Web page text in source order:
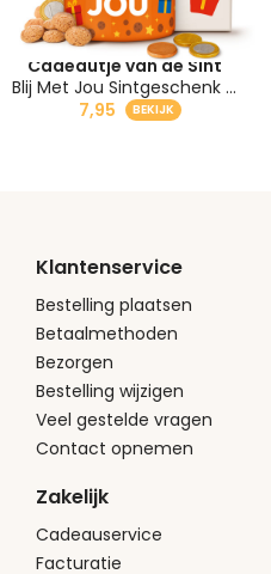
Cadeautje van de Sint
Blij Met Jou Sintgeschenk Collega's
7,95
Klantenservice
Bestelling plaatsen
Betaalmethoden
Bezorgen
Bestelling wijzigen
Veel gestelde vragen
Contact opnemen
Zakelijk
Cadeauservice
Facturatie